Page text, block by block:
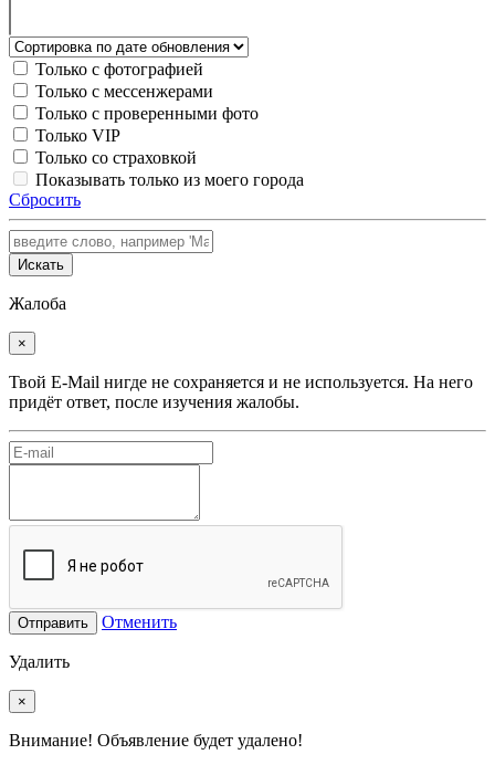
Только с фотографией
Только с мессенжерами
Только с проверенными фото
Только VIP
Только со страховкой
Показывать только из моего города
Сбросить
Искать
Жалоба
×
Твой E-Mail нигде не сохраняется и не используется. На него
придёт ответ, после изучения жалобы.
Отправить Отменить
Удалить
×
Внимание! Объявление будет удалено!